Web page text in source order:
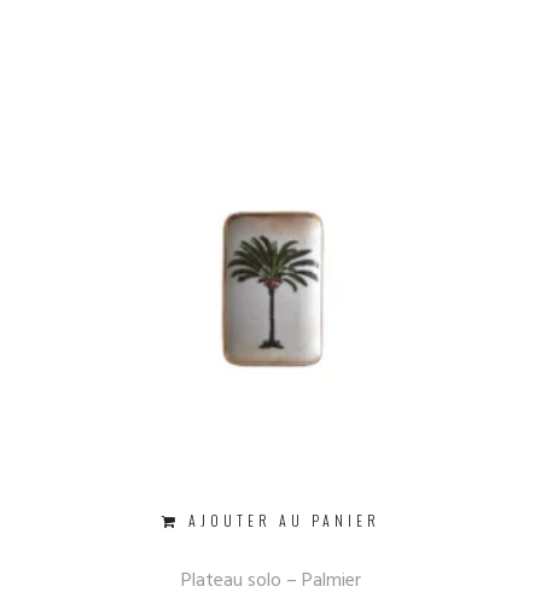
AJOUTER AU PANIER
Plateau solo – Palmier